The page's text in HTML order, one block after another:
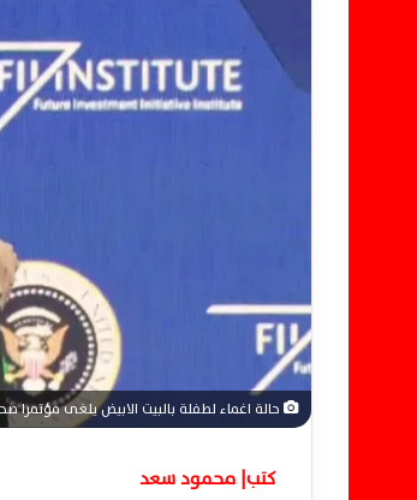
إ
حالة اغماء لطفلة بالبيت الابيض يلغى مؤتمرا
كتب| محمود سعد